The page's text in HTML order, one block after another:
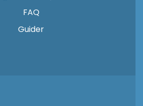
FAQ
Guider